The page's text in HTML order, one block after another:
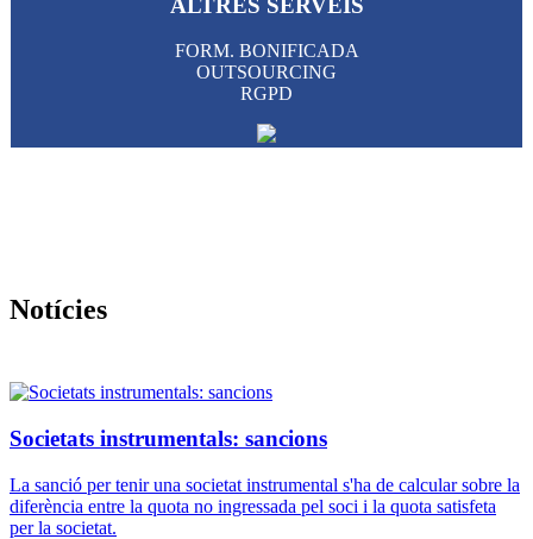
FORM. BONIFICADA
OUTSOURCING
RGPD
Notícies
Societats instrumentals: sancions
La sanció per tenir una societat instrumental s'ha de calcular sobre la
diferència entre la quota no ingressada pel soci i la quota satisfeta
per la societat.